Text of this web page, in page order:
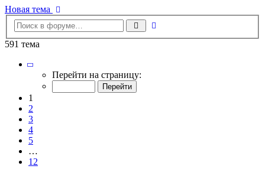
Новая тема
Поиск
591 тема
Страница
Перейти на страницу:
1
2
3
4
5
…
12